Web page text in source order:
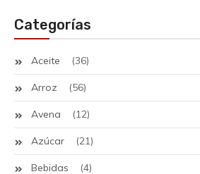
Categorías
Aceite (36)
Arroz (56)
Avena (12)
Azúcar (21)
Bebidas (4)